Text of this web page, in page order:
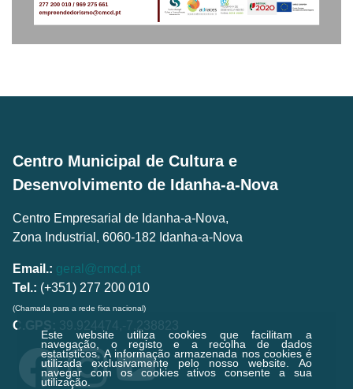
Este website utiliza cookies que facilitam a
navegação, o registo e a recolha de dados
estatísticos.A informação armazenada nos cookies é
utilizada exclusivamente pelo nosso website. Ao
navegar com os cookies ativos consente a sua
utilização.
Centro Municipal de Cultura e
Desenvolvimento de Idanha-a-Nova
Centro Empresarial de Idanha-a-Nova,
Zona Industrial, 6060-182 Idanha-a-Nova
Email.: geral@cmcd.pt
Tel.: (+351) 277 200 010
(Chamada para a rede fixa nacional)
C.GPS: 39.924474,-7.238823